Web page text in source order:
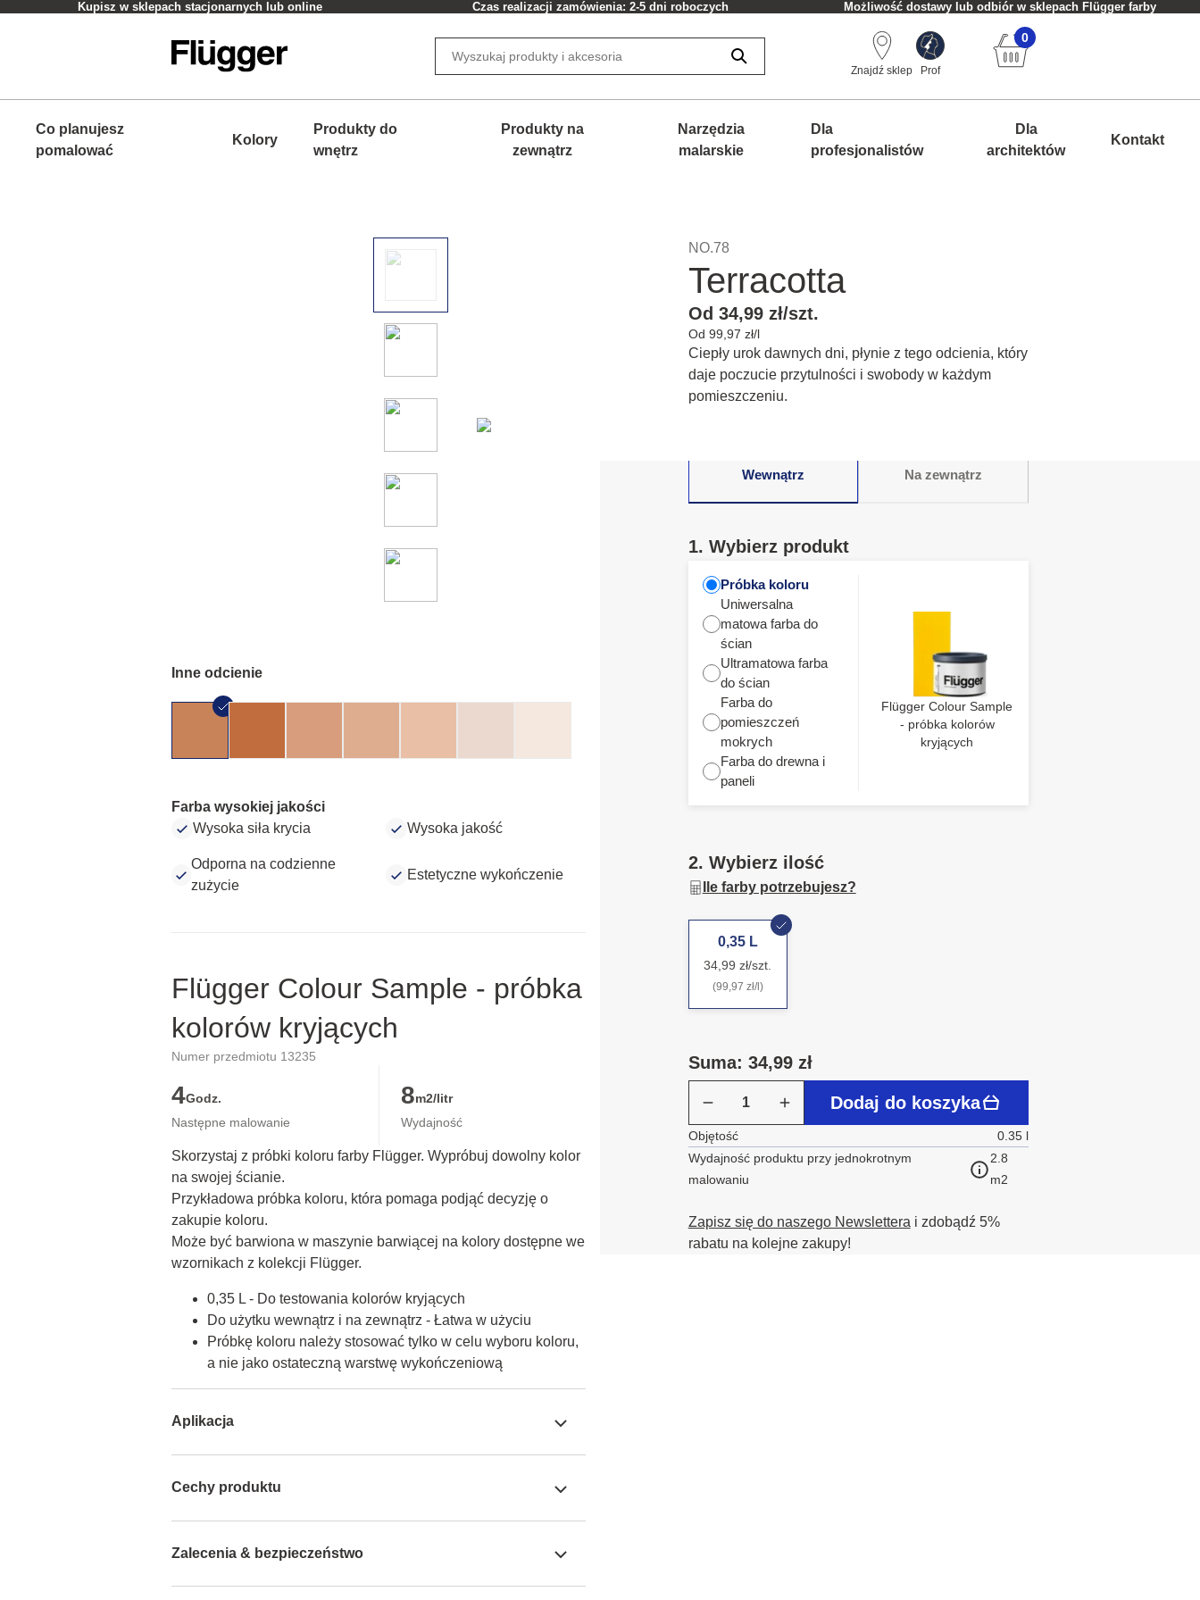
Kupisz w sklepach stacjonarnych lub online Czas realizacji zamówienia: 2-5 dni roboczych Możliwość dostawy lub odbiór w sklepach Flügger farby
Znajdź sklep Prof
0
Co planujesz
pomalować
Kolory
Produkty do
wnętrz
Produkty na
zewnątrz
Narzędzia
malarskie
Dla
profesjonalistów
Dla
architektów
Kontakt
Inne odcienie
Farba wysokiej jakości
Wysoka siła krycia
Wysoka jakość
Odporna na codzienne
zużycie
Estetyczne wykończenie
Flügger Colour Sample - próbka
kolorów kryjących
Numer przedmiotu 13235
4Godz.
Następne malowanie
8m2/litr
Wydajność
Skorzystaj z próbki koloru farby Flügger. Wypróbuj dowolny kolor
na swojej ścianie.
Przykładowa próbka koloru, która pomaga podjąć decyzję o
zakupie koloru.
Może być barwiona w maszynie barwiącej na kolory dostępne we
wzornikach z kolekcji Flügger.
0,35 L - Do testowania kolorów kryjących
Do użytku wewnątrz i na zewnątrz - Łatwa w użyciu
Próbkę koloru należy stosować tylko w celu wyboru koloru,
a nie jako ostateczną warstwę wykończeniową
Aplikacja
Cechy produktu
Zalecenia & bezpieczeństwo
NO.78
Terracotta
Od 34,99 zł/szt.
Od 99,97 zł/l
Ciepły urok dawnych dni, płynie z tego odcienia, który
daje poczucie przytulności i swobody w każdym
pomieszczeniu.
Wewnątrz Na zewnątrz
1. Wybierz produkt
Próbka koloru
Uniwersalna
matowa farba do
ścian
Ultramatowa farba
do ścian
Farba do
pomieszczeń
mokrych
Farba do drewna i
paneli
Flügger Colour Sample
- próbka kolorów
kryjących
2. Wybierz ilość
Ile farby potrzebujesz?
0,35 L
34,99 zł/szt.
(99,97 zł/l)
Suma: 34,99 zł
Dodaj do koszyka
Objętość
0.35 l
Wydajność produktu przy jednokrotnym
malowaniu
2.8
m2
Zapisz się do naszego Newslettera i zdobądź 5%
rabatu na kolejne zakupy!